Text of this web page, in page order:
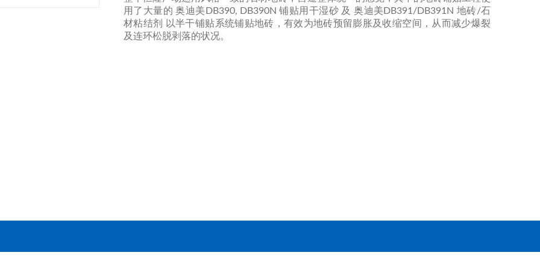
用了大量的 奥迪美DB390, DB390N 铺贴用干湿砂 及 奥迪美DB391/DB391N 地砖/石
材粘结剂 以半干铺贴系统铺贴地砖，有效为地砖预留膨胀及收缩空间，从而减少爆裂
及连环松脱剥落的状况。